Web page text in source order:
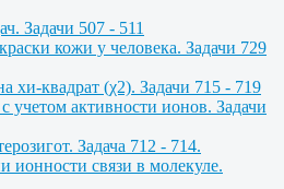
Задачи 507 - 511
кожи у человека. Задачи 729
хи-квадрат (χ2). Задачи 715 - 719
учетом активности ионов. Задачи
Задача 712 - 714.
ионности связи в молекуле.